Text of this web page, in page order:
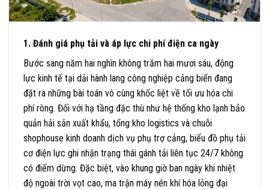
1. Đánh giá phụ tải và áp lực chi phí điện ca ngày
Bước sang năm hai nghìn không trăm hai mươi sáu, động
lực kinh tế tại dải hành lang công nghiệp cảng biển đang
đặt ra những bài toán vô cùng khốc liệt về tối ưu hóa chi
phí ròng. Đối với hạ tầng đặc thù như hệ thống kho lạnh bảo
quản hải sản xuất khẩu, tổng kho logistics và chuỗi
shophouse kinh doanh dịch vụ phụ trợ cảng, biểu đồ phụ tải
cơ điện lực ghi nhận trạng thái gánh tải liên tục 24/7 không
có điểm dừng. Đặc biệt, vào khung giờ ban ngày khi nhiệt
độ ngoài trời vọt cao, ma trận máy nén khí hóa lỏng đại